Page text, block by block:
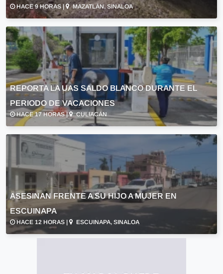
HACE 9 HORAS | MAZATLÁN, SINALOA
REPORTA LA UAS SALDO BLANCO DURANTE EL
PERIODO DE VACACIONES
HACE 17 HORAS | CULIACÁN
ASESINAN FRENTE A SU HIJO A MUJER EN
ESCUINAPA
HACE 12 HORAS | ESCUINAPA, SINALOA